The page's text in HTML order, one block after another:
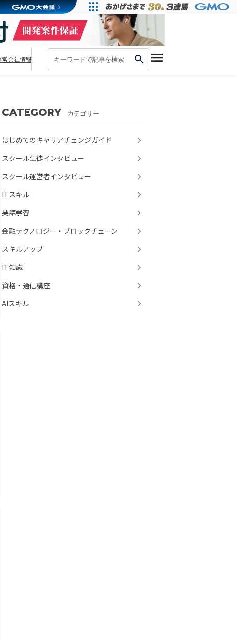
営会社情報
CATEGORY カテゴリー
はじめてのキャリアチェンジガイド
スクール生徒インタビュー
スクール運営者インタビュー
ITスキル
英語学習
金融テクノロジー・ブロックチェーン
スキルアップ
IT知識
資格・通信講座
AIスキル